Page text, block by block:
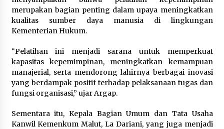
merupakan bagian penting dalam upaya meningkatkan
kualitas sumber daya manusia di lingkungan
Kementerian Hukum.
“Pelatihan ini menjadi sarana untuk memperkuat
kapasitas kepemimpinan, meningkatkan kemampuan
manajerial, serta mendorong lahirnya berbagai inovasi
yang berdampak positif terhadap pelaksanaan tugas dan
fungsi organisasi,” ujar Argap.
Sementara itu, Kepala Bagian Umum dan Tata Usaha
Kanwil Kemenkum Malut, La Dariani, yang juga menjadi